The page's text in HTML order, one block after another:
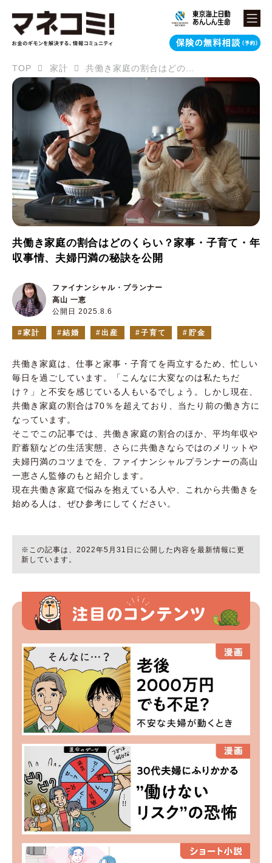
TOP 家計 共働き家庭の割合はどのくらい？家事・子育て・年収事情、夫婦円満の秘訣を公開
共働き家庭の割合はどのくらい？家事・子育て・年
収事情、夫婦円満の秘訣を公開
公開日 2025.8.6
ファイナンシャル・プランナー
高山 一恵
家計 結婚 出産 子育て 貯金
共働き家庭は、仕事と家事・子育てを両立するため、忙しい
毎日を過ごしています。「こんなに大変なのは私たちだ
け？」と不安を感じている人もいるでしょう。しかし現在、
共働き家庭の割合は70％を超えており、当たり前の働き方に
なっています。
そこでこの記事では、共働き家庭の割合のほか、平均年収や
貯蓄額などの生活実態、さらに共働きならではのメリットや
夫婦円満のコツまでを、ファイナンシャルプランナーの高山
一恵さん監修のもと紹介します。
現在共働き家庭で悩みを抱えている人や、これから共働きを
始める人は、ぜひ参考にしてください。
※この記事は、2022年5月31日に公開した内容を最新情報に更
新しています。